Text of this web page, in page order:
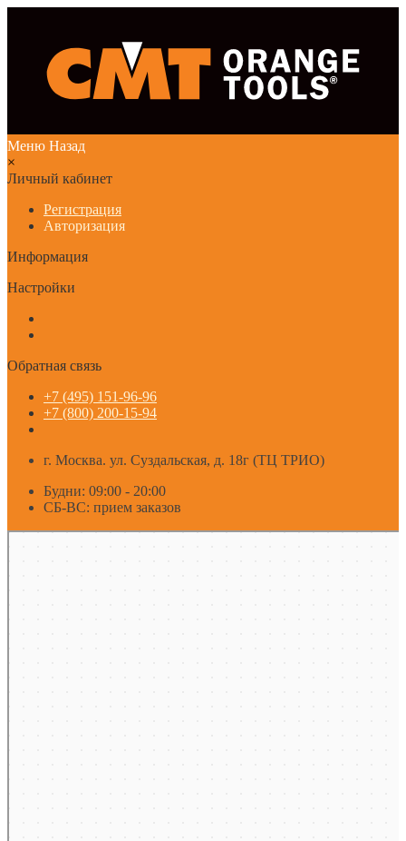
Меню Назад
×
Личный кабинет
Регистрация
Авторизация
Информация
Настройки
Обратная связь
+7 (495) 151-96-96
+7 (800) 200-15-94
г. Москва. ул. Суздальская, д. 18г (ТЦ ТРИО)
Будни: 09:00 - 20:00
СБ-ВС: прием заказов